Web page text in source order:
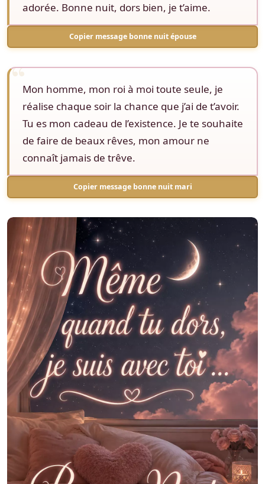
adorée. Bonne nuit, dors bien, je t’aime.
Copier message bonne nuit épouse
Mon homme, mon roi à moi toute seule, je
réalise chaque soir la chance que j’ai de t’avoir.
Tu es mon cadeau de l’existence. Je te souhaite
de faire de beaux rêves, mon amour ne
connaît jamais de trêve.
Copier message bonne nuit mari